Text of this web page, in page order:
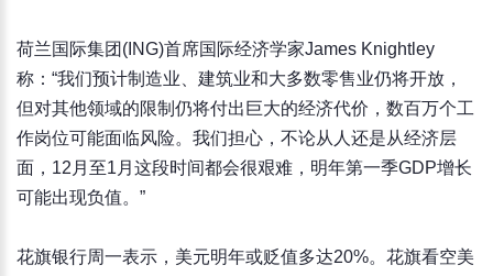
荷兰国际集团(ING)首席国际经济学家James Knightley
称：“我们预计制造业、建筑业和大多数零售业仍将开放，
但对其他领域的限制仍将付出巨大的经济代价，数百万个工
作岗位可能面临风险。我们担心，不论从人还是从经济层
面，12月至1月这段时间都会很艰难，明年第一季GDP增长
可能出现负值。”
花旗银行周一表示，美元明年或贬值多达20%。花旗看空美